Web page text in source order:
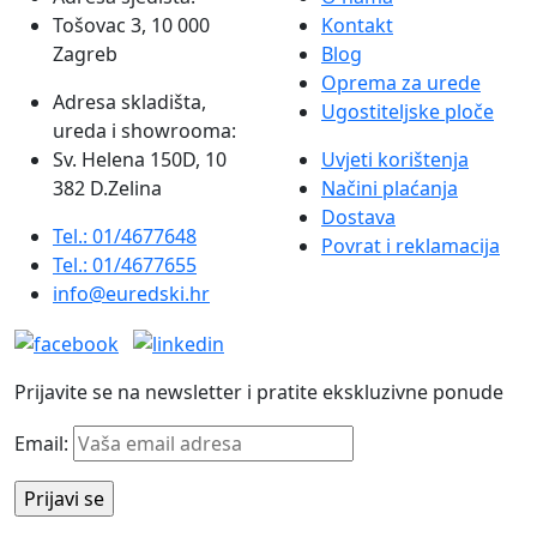
Opcije
se
mogu
odabrati
na
stranici
proizvoda
Tošovac 3, 10 000
Zagreb
Adresa skladišta,
ureda i showrooma:
Sv. Helena 150D, 10
382 D.Zelina
Tel.: 01/4677648
Tel.: 01/4677655
info@euredski.hr
Kontakt
Blog
Oprema za urede
Ugostiteljske ploče
Uvjeti korištenja
Načini plaćanja
Dostava
Povrat i reklamacija
Prijavite se na newsletter i pratite ekskluzivne ponude
Email: